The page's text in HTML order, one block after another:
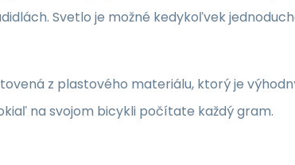
Svetlo je možné kedykoľvek
z plastového materiálu, ktorý je
na svojom bicykli počítate každý gram.